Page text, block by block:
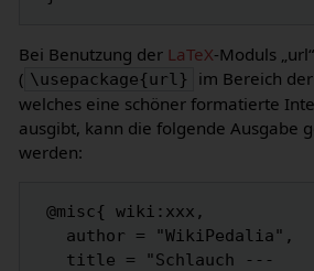
Bei Benutzung der LaTeX-Moduls „url“
( \usepackage{url}
im Bereich
welches eine schöner formatierte
ausgibt, kann die folgende Ausgabe
werden:
@misc{ wiki:xxx,